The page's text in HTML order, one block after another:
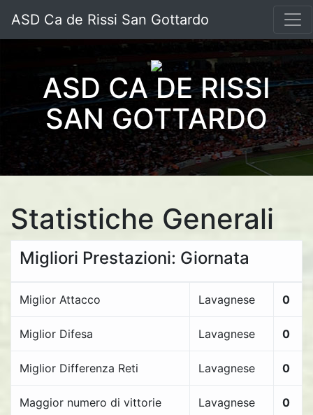
ASD Ca de Rissi San Gottardo
ASD CA DE RISSI
SAN GOTTARDO
Statistiche Generali
Migliori Prestazioni: Giornata
Miglior Attacco Lavagnese 0
Miglior Difesa Lavagnese 0
Miglior Differenza Reti Lavagnese 0
Maggior numero di vittorie Lavagnese 0